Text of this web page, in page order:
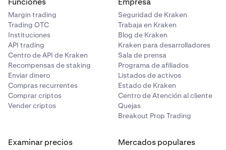
Margin trading
Trading OTC
Instituciones
API trading
Centro de API de Kraken
Recompensas de staking
Enviar dinero
Compras recurrentes
Comprar criptos
Vender criptos
Seguridad de Kraken
Trabaja en Kraken
Blog de Kraken
Kraken para desarrolladores
Sala de prensa
Programa de afiliados
Listados de activos
Estado de Kraken
Centro de Atención al cliente
Quejas
Breakout Prop Trading
Examinar precios Mercados populares